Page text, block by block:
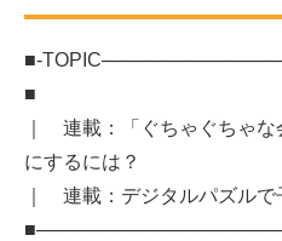
■-
■
｜ 連載：「ぐちゃぐちゃな
にするには？
｜ 連載：デジタルパズルで